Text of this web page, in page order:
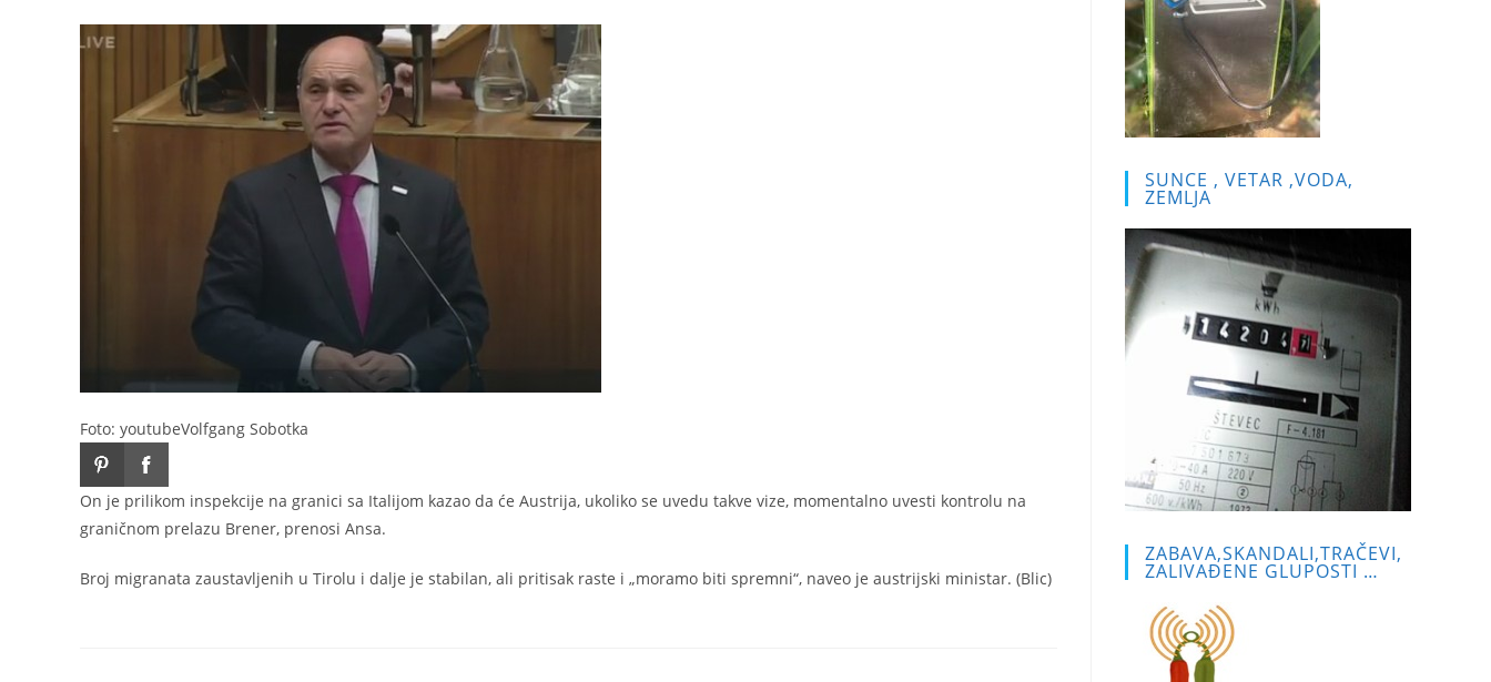
Foto: youtubeVolfgang Sobotka
On je prilikom inspekcije na granici sa Italijom kazao da će Austrija, ukoliko se uvedu takve vize, momentalno uvesti kontrolu na
graničnom prelazu Brener, prenosi Ansa.
Broj migranata zaustavljenih u Tirolu i dalje je stabilan, ali pritisak raste i „moramo biti spremni“, naveo je austrijski ministar. (Blic)
SUNCE , VETAR ,VODA,
ZEMLJA
ZABAVA,SKANDALI,TRAČEVI,
ZALIVAĐENE GLUPOSTI …